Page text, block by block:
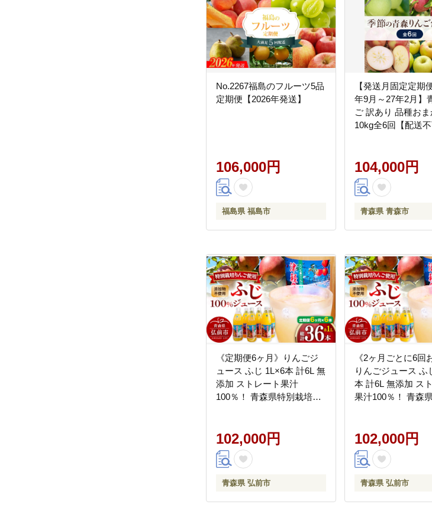
No.2267福島のフルーツ5品
定期便【2026年発送】
106,000円
福島県 福島市
【発送月固定定期
年9月～27年2月】
ご 訳あり 品種お
10kg全6回【配送
104,000円
青森県 青森市
《定期便6ヶ月》りんごジ
ュース ふじ 1L×6本 計6L 無
添加 ストレート果汁
100％！ 青森県特別栽培農
ト ふじ フルーツジュース
りんご 飲料 果汁100％ 置き
場に困らない 定期発送 定
利 林檎]
102,000円
青森県 弘前市
《2ヶ月ごとに6回
りんごジュース ふ
本 計6L 無添加 ス
果汁100％！ 青森
レート ふじ フルー
ース りんご 飲料 果
果汁100％ 果物 赤
102,000円
青森県 弘前市